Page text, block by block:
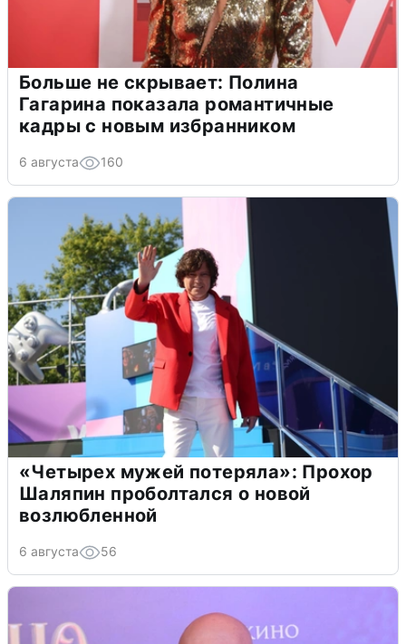
Больше не скрывает: Полина
Гагарина показала романтичные
кадры с новым избранником
6 августа 160
«Четырех мужей потеряла»: Прохор
Шаляпин проболтался о новой
возлюбленной
6 августа 56